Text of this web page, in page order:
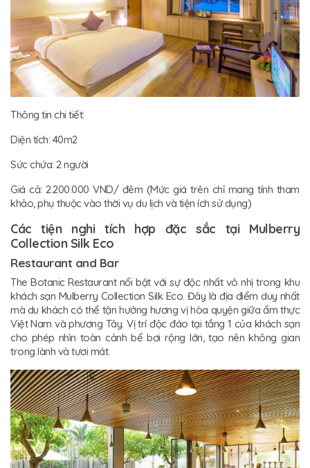
Thông tin chi tiết:
Diện tích: 40m2
Sức chứa: 2 người
Giá cả: 2.200.000 VND/ đêm (Mức giá trên chỉ mang tính tham
khảo, phụ thuộc vào thời vụ du lịch và tiện ích sử dụng)
Các tiện nghi tích hợp đặc sắc tại Mulberry
Collection Silk Eco
Restaurant and Bar
The Botanic Restaurant nổi bật với sự độc nhất vô nhị trong khu
khách sạn Mulberry Collection Silk Eco. Đây là địa điểm duy nhất
mà du khách có thể tận hưởng hương vị hòa quyện giữa ẩm thực
Việt Nam và phương Tây. Vị trí độc đáo tại tầng 1 của khách sạn
cho phép nhìn toàn cảnh bể bơi rộng lớn, tạo nên không gian
trong lành và tươi mát.